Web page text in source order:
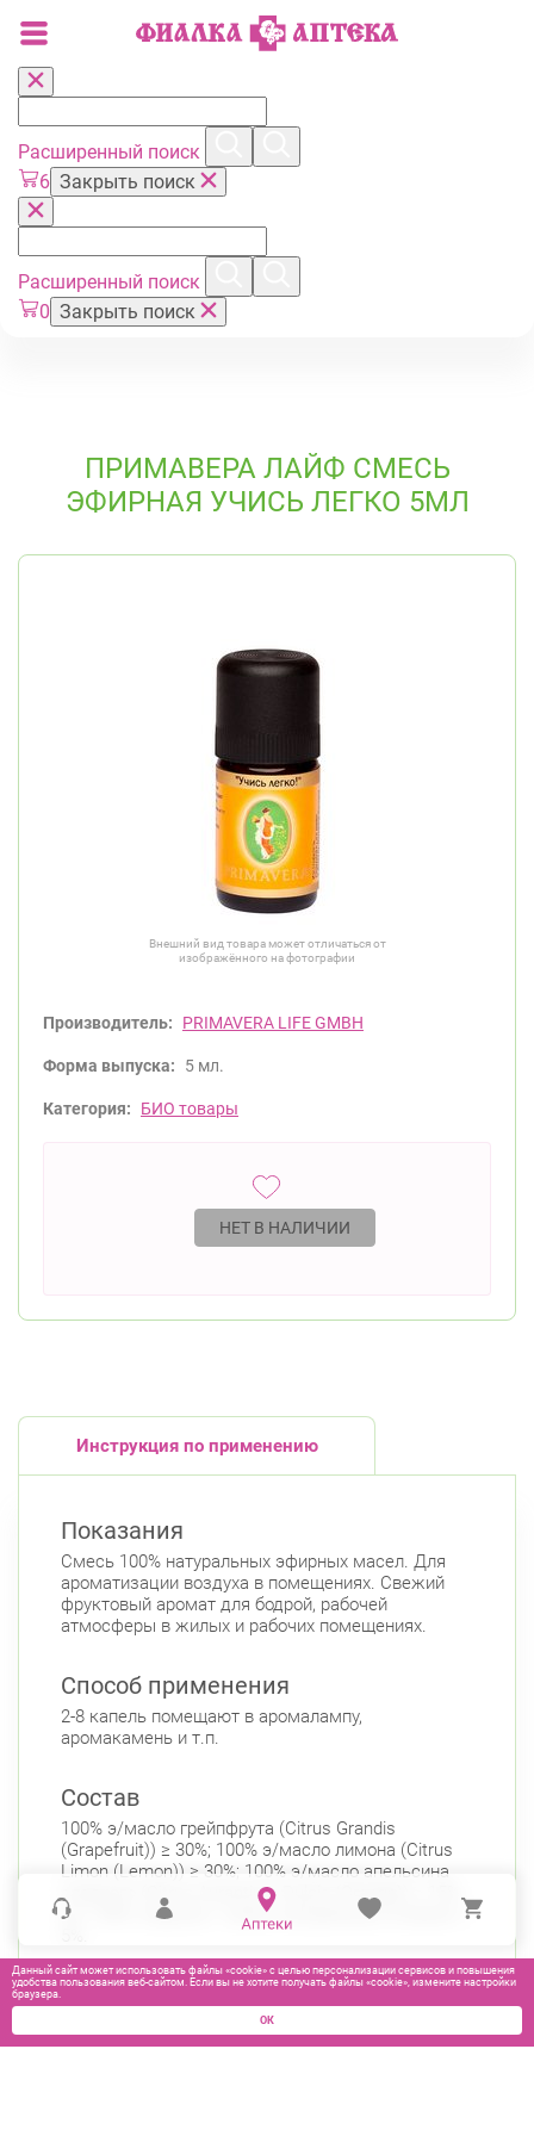
Расширенный поиск
6 Закрыть поиск
Расширенный поиск
0 Закрыть поиск
ПРИМАВЕРА ЛАЙФ СМЕСЬ
ЭФИРНАЯ УЧИСЬ ЛЕГКО 5МЛ
Внешний вид товара может отличаться от
изображённого на фотографии
Производитель: PRIMAVERA LIFE GMBH
Форма выпуска: 5 мл.
Категория: БИО товары
НЕТ В НАЛИЧИИ
Инструкция по применению
Показания
Смесь 100% натуральных эфирных масел. Для
ароматизации воздуха в помещениях. Свежий
фруктовый аромат для бодрой, рабочей
атмосферы в жилых и рабочих помещениях.
Способ применения
2-8 капель помещают в аромалампу,
аромакамень и т.п.
Состав
100% э/масло грейпфрута (Citrus Grandis
(Grapefruit)) ≥ 30%; 100% э/масло лимона (Citrus
Limon (Lemon)) ≥ 30%; 100% э/масло апельсина
сладкого (Citrus Aurantium Dulcis (Orange)) ≥ 15%,
но < 30%; отдушка - смесь натуральных э/масел <
Данный сайт может использовать файлы «cookie» с целью персонализации сервисов и повышения
удобства пользования веб-сайтом. Если вы не хотите получать файлы «cookie», измените настройки
браузера.
ОК